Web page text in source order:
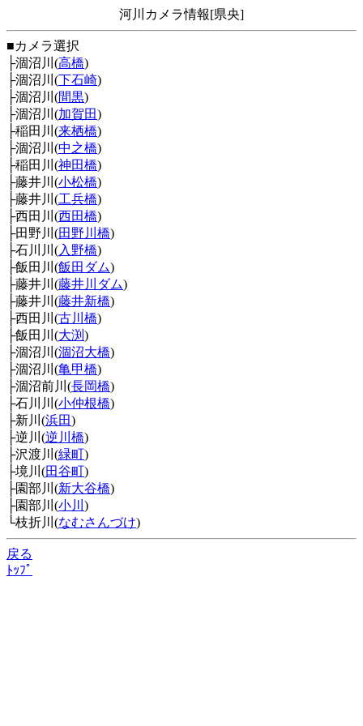
河川カメラ情報[県央]
■カメラ選択
├涸沼川(高橋)
├涸沼川(下石崎)
├涸沼川(間黒)
├涸沼川(加賀田)
├稲田川(来栖橋)
├涸沼川(中之橋)
├稲田川(神田橋)
├藤井川(小松橋)
├藤井川(工兵橋)
├西田川(西田橋)
├田野川(田野川橋)
├石川川(入野橋)
├飯田川(飯田ダム)
├藤井川(藤井川ダム)
├藤井川(藤井新橋)
├西田川(古川橋)
├飯田川(大渕)
├涸沼川(涸沼大橋)
├涸沼川(亀甲橋)
├涸沼前川(長岡橋)
├石川川(小仲根橋)
├新川(浜田)
├逆川(逆川橋)
├沢渡川(緑町)
├境川(田谷町)
├園部川(新大谷橋)
├園部川(小川 )
└枝折川(なむさんづけ)
戻る
ﾄｯﾌﾟ